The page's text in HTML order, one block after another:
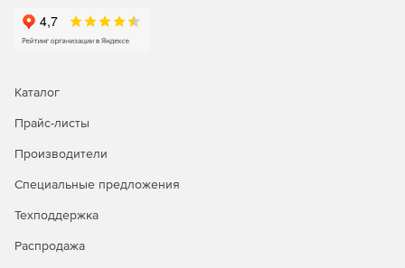
Каталог
Прайс-листы
Производители
Специальные предложения
Техподдержка
Распродажа